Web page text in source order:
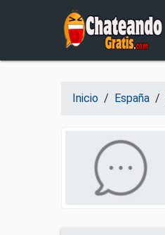
Salir del contenido
Inicio / España /